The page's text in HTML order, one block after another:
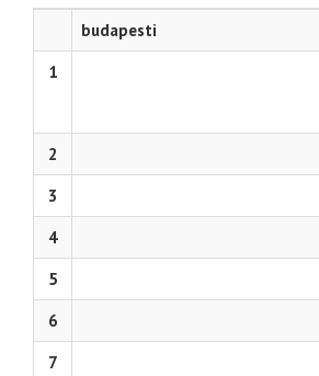
budapesti
1
2
3
4
5
6
7